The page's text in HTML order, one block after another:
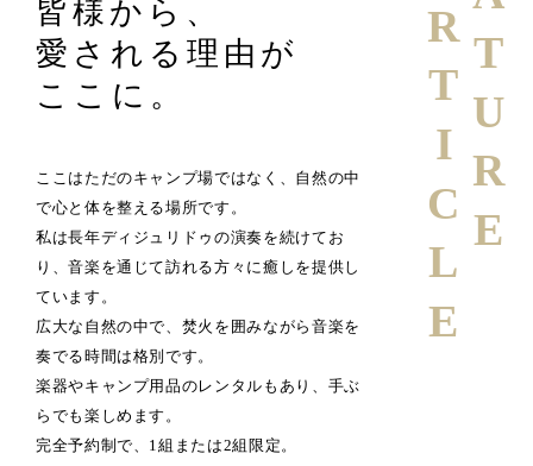
皆様から、
愛される理由が
ここに。
ここはただのキャンプ場ではなく、自然の中
で心と体を整える場所です。
私は長年ディジュリドゥの演奏を続けてお
り、音楽を通じて訪れる方々に癒しを提供し
ています。
広大な自然の中で、焚火を囲みながら音楽を
奏でる時間は格別です。
楽器やキャンプ用品のレンタルもあり、手ぶ
らでも楽しめます。
完全予約制で、1組または2組限定。
ARTICLE